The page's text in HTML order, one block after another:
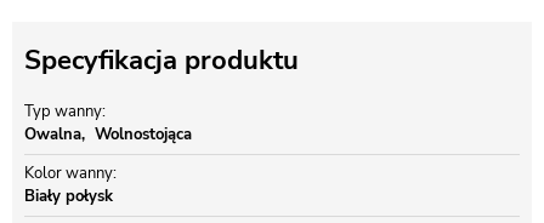
Specyfikacja produktu
Typ wanny
Owalna
Wolnostojąca
Kolor wanny
Biały połysk